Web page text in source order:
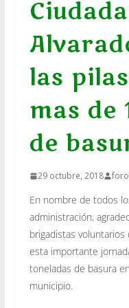
las
mas de
de
29 octubre, 2018
En nombre de todos
administración,
brigadistas
esta importante
toneladas de basura
municipio.